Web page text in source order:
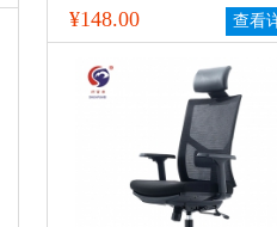
脑椅
¥148.00 查看